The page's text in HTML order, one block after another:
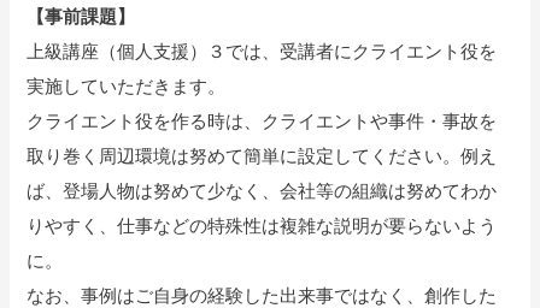
【事前課題】
上級講座（個人支援）３では、受講者にクライエント役を
実施していただきます。
クライエント役を作る時は、クライエントや事件・事故を
取り巻く周辺環境は努めて簡単に設定してください。例え
ば、登場人物は努めて少なく、会社等の組織は努めてわか
りやすく、仕事などの特殊性は複雑な説明が要らないよう
に。
なお、事例はご自身の経験した出来事ではなく、創作した